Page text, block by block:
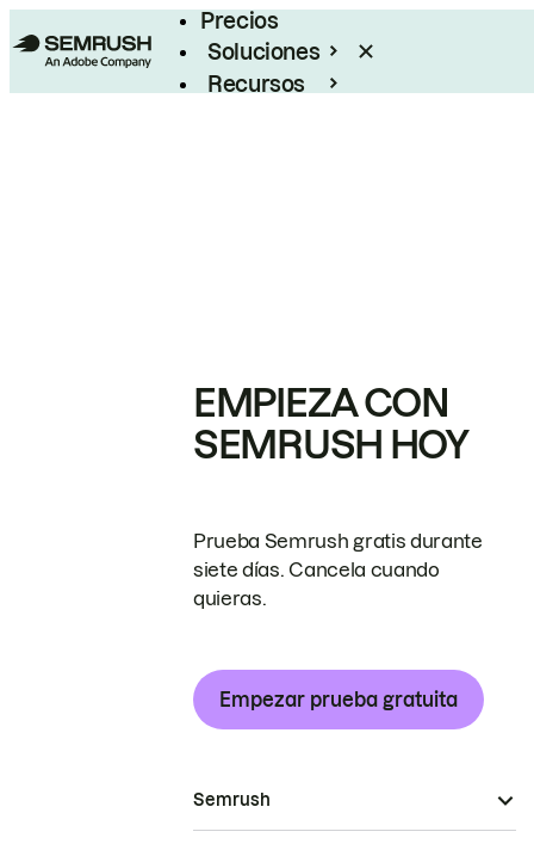
Precios
Soluciones
Recursos
EMPIEZA CON
SEMRUSH HOY
Prueba Semrush gratis durante
siete días. Cancela cuando
quieras.
Empezar prueba gratuita
Semrush